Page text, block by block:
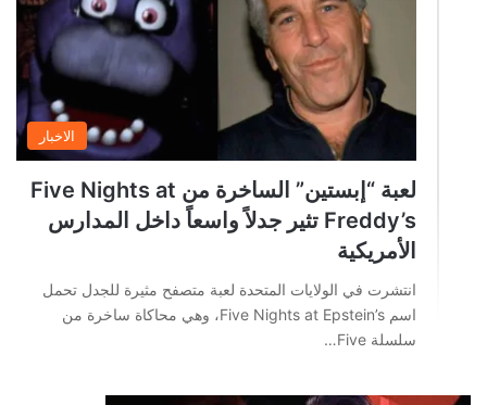
الاخبار
لعبة “إبستين” الساخرة من Five Nights at
Freddy’s تثير جدلاً واسعاً داخل المدارس
الأمريكية
انتشرت في الولايات المتحدة لعبة متصفح مثيرة للجدل تحمل
اسم Five Nights at Epstein’s، وهي محاكاة ساخرة من
سلسلة Five…